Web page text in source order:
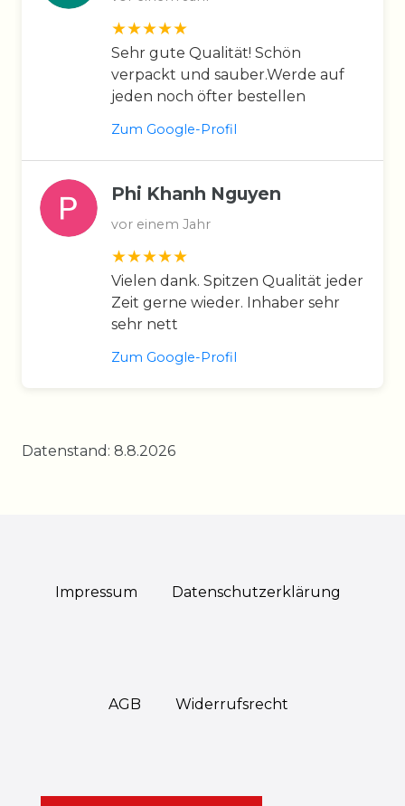
Sehr gute Qualität! Schön
verpackt und sauber.Werde auf
jeden noch öfter bestellen
Zum Google-Profil
Phi Khanh Nguyen
vor einem Jahr
Vielen dank. Spitzen Qualität jeder
Zeit gerne wieder. Inhaber sehr
sehr nett
Zum Google-Profil
Datenstand: 8.8.2026
Impressum Daten­schutz­erklärung
AGB Widerrufs­recht